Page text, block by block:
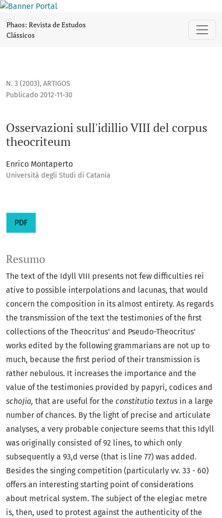
Phaos: Revista de Estudos
Clássicos
N. 3 (2003), ARTIGOS
Osservazioni sull'idillio VIII del corpus
theocriteum
Publicado 2012-11-30
Enrico Montaperto
Università degli Studi di Catania
PDF
Resumo
The text of the Idyll VIII presents not few difficulties rei
ative to possible interpolations and lacunas, that would
concern the composition in its almost entirety. As regards
the transmission of the text the testimonies of the first
collections of the Theocritus' and Pseudo-Theocritus'
works edited by the following grammarians are not up to
much, because the first period of their transmission is
rather nebulous. It increases the importance and the
value of the testimonies provided by papyri, codices and
schoJia, that are useful for the constitutio textus in a large
number of chances. By the light of precise and articulate
analyses, a very probable conjecture seems that this Idyll
was originally consisted of 92 lines, to which only
subsequently a 93,d verse (that is line 77) was added.
Besides the singing competition (particularly vv. 33 - 60)
offers an interesting starting point of considerations
about metrical system. The subject of the elegiac metre
is, then, used to protest against the authenticity of the